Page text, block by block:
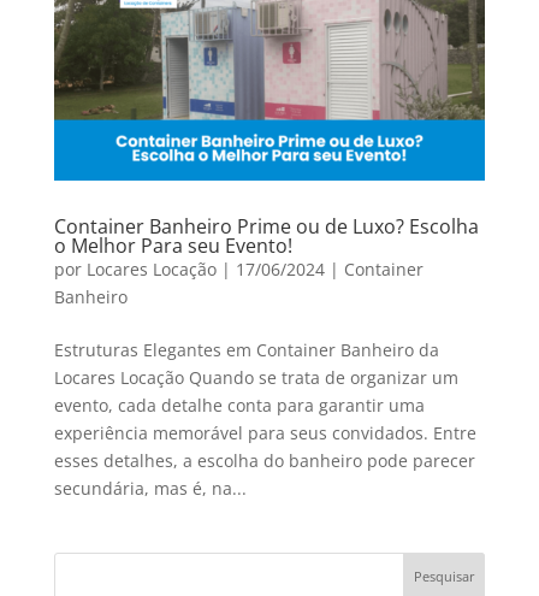
Container Banheiro Prime ou de Luxo? Escolha
o Melhor Para seu Evento!
por Locares Locação| 17/06/2024| Container
Banheiro
Estruturas Elegantes em Container Banheiro da
Locares Locação Quando se trata de organizar um
evento, cada detalhe conta para garantir uma
experiência memorável para seus convidados. Entre
esses detalhes, a escolha do banheiro pode parecer
secundária, mas é, na...
Pesquisar